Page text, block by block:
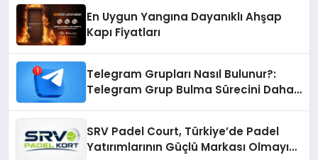
En Uygun Yangına Dayanıklı Ahşap
Kapı Fiyatları
Telegram Grupları Nasıl Bulunur?:
Telegram Grup Bulma Sürecini Daha
SRV Padel Court, Türkiye’de Padel
Yatırımlarının Güçlü Markası Olmayı